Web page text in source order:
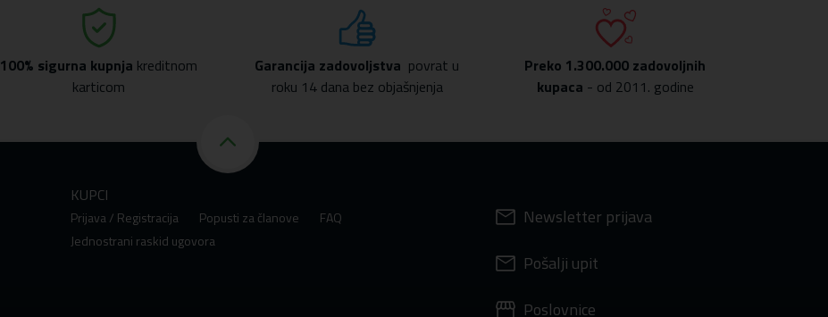
100% sigurna kupnja kreditnom
karticom
Garancija zadovoljstva povrat u
roku 14 dana bez objašnjenja
Preko 1.300.000 zadovoljnih
kupaca - od 2011. godine
KUPCI
Prijava / Registracija Popusti za članove
FAQ
Jednostrani raskid ugovora
Newsletter prijava
Pošalji upit
Poslovnice